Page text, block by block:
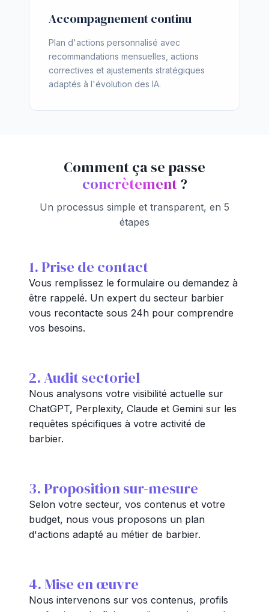
Accompagnement continu
Plan d'actions personnalisé avec
recommandations mensuelles, actions
correctives et ajustements stratégiques
adaptés à l'évolution des IA.
Comment ça se passe
concrètement?
Un processus simple et transparent, en 5
étapes
1. Prise de contact
Vous remplissez le formulaire ou demandez à
être rappelé. Un expert du secteur barbier
vous recontacte sous 24h pour comprendre
vos besoins.
2. Audit sectoriel
Nous analysons votre visibilité actuelle sur
ChatGPT, Perplexity, Claude et Gemini sur les
requêtes spécifiques à votre activité de
barbier.
3. Proposition sur-mesure
Selon votre secteur, vos contenus et votre
budget, nous vous proposons un plan
d'actions adapté au métier de barbier.
4. Mise en œuvre
Nous intervenons sur vos contenus, profils